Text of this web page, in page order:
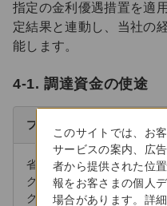
指定の金利優遇措置を適
定結果と連動し、当社の
能します。
4-1. 調達資金の使途
プロジェクトカテゴリ
省燃費機材への更新
グリーンローン原則：
クリーン輸送
このサイトでは、お
サービスの案内、広
者から提供された位
報をお客さまの個人
場合があります。詳